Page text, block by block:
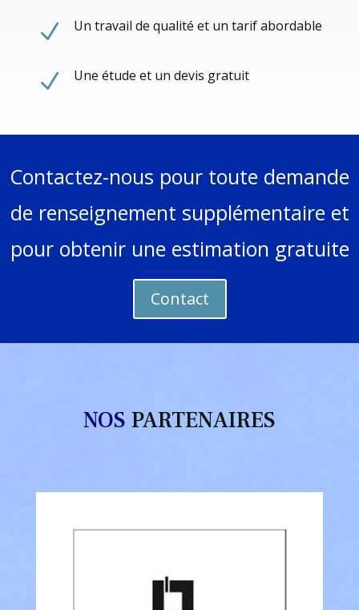
N Un travail de qualité et un tarif abordable
N Une étude et un devis gratuit
Contactez-nous pour toute demande
de renseignement supplémentaire et
pour obtenir une estimation gratuite
Contact
NOS PARTENAIRES